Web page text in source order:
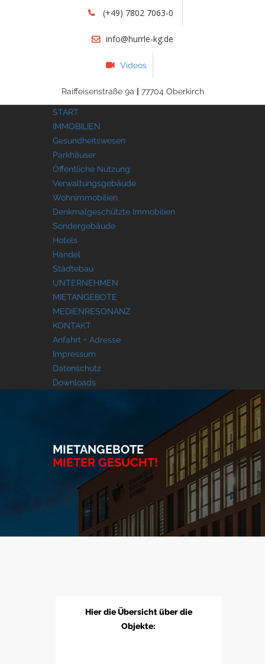
(+49) 7802 7063-0
info@hurrle-kg.de
Videos
Raiffeisenstraße 9a | 77704 Oberkirch
START
IMMOBILIEN
Gesundheitswesen
Parkhäuser
Öffentliche Nutzung
Verwaltungsgebäude
Wohnimmobilien
Denkmalgeschützte Immobilien
Sondergebäude
Hotels
Handel
Städtebau
UNTERNEHMEN
MIETANGEBOTE
MEDIENRESONANZ
KONTAKT
Anfahrt + Adresse
Impressum
Datenschutz
Downloads
MIETANGEBOTE
MIETER GESUCHT!
Hier die Übersicht über die
Objekte: